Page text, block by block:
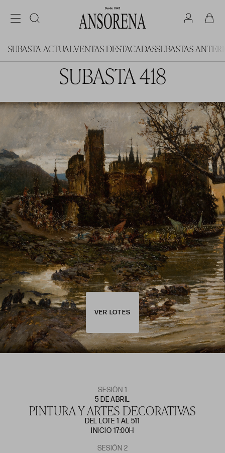
SUBASTA ACTUALVENTAS DESTACADASSUBASTAS
SUBASTA 418
VER LOTES
SESIÓN 1
5 DE ABRIL
PINTURA Y ARTES DECORATIVAS
DEL LOTE 1 AL 511
INICIO 17:00H
SESIÓN 2